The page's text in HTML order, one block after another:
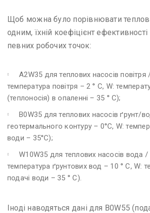
Щоб можна було порівнювати
одним, їхній коефіцієнт
певних робочих точок:
A2W35 для теплових насосів
температура повітря – 2 ° C, W:
(теплоносія) в опаленні – 35 ° C);
B0W35 для теплових насосів ґрунт/
геотермального контуру – 0°C, W:
води – 35°C);
W10W35 для теплових насосів вода
температура ґрунтових вод – 10 ° C, W:
подачі води – 35 ° C).
Іноді наводяться дані для В0W55